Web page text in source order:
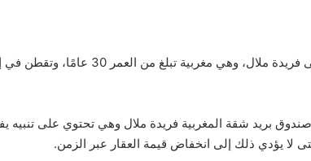
وصلت رسالة بريدية إلى فريدة ملال،
بريد شقة المغربية فريدة ملال وهي تحتوي على تنبيه
لا يؤدي ذلك إلى انخفاض قيمة العقار عبر الزمن.